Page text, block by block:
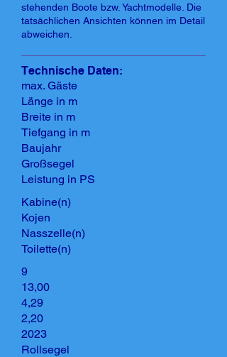
stehenden Boote bzw. Yachtmodelle. Die
tatsächlichen Ansichten können im Detail
abweichen.
Technische Daten:
max. Gäste
Länge in m
Breite in m
Tiefgang in m
Baujahr
Großsegel
Leistung in PS
Kabine(n)
Kojen
Nasszelle(n)
Toilette(n)
9
13,00
4,29
2,20
2023
Rollsegel